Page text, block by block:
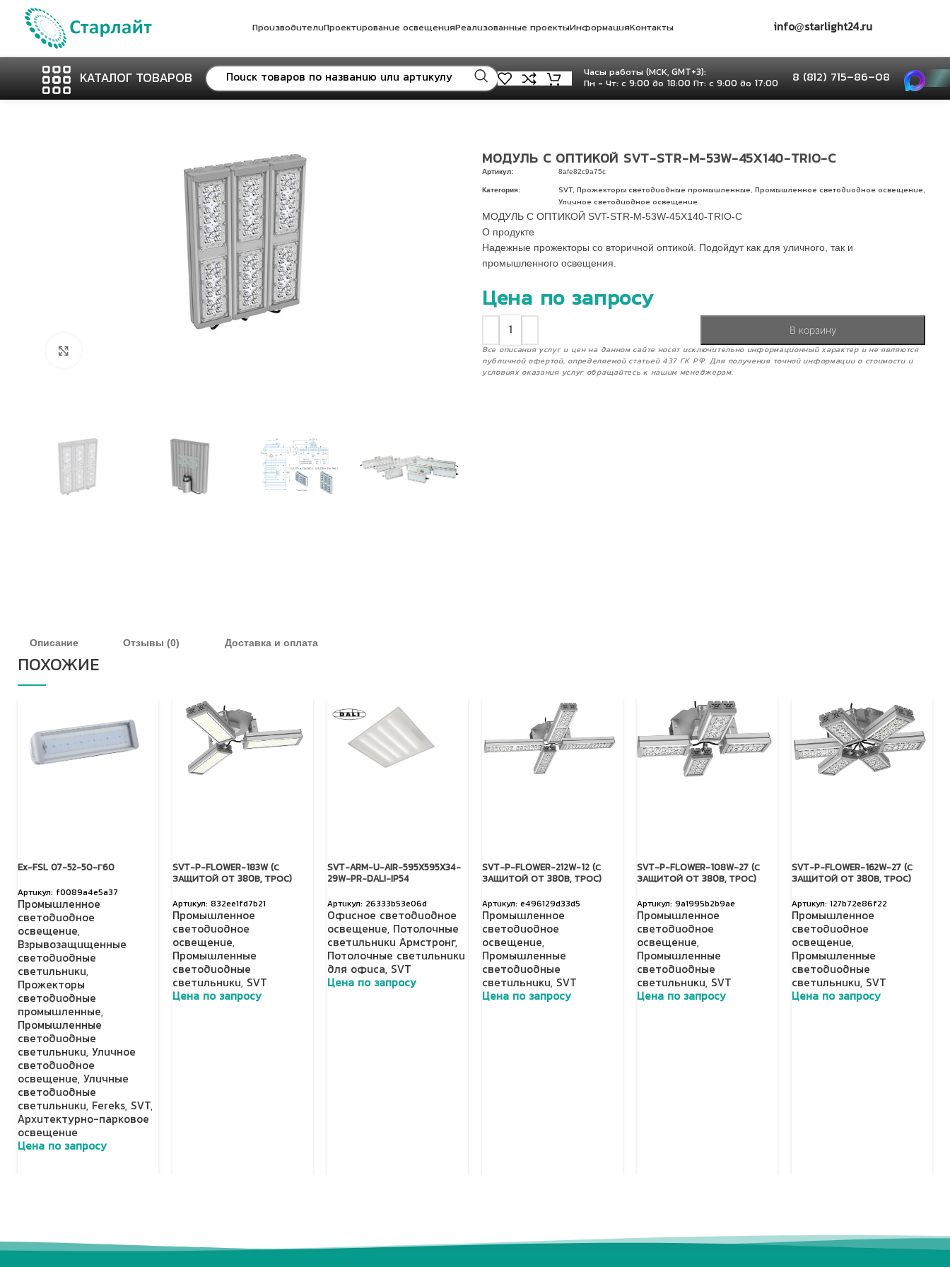
ПроизводителиПроектирование освещенияРеализованные проектыИнформацияКонтакты info@starlight24.ru
КАТАЛОГ ТОВАРОВ
Часы работы (МСК, GMT+3):
Пн - Чт: с 9:00 до 18:00 Пт: с 9:00 до 17:00
8 (812) 715–86–08
МОДУЛЬ С ОПТИКОЙ SVT-STR-M-53W-45X140-TRIO-С
Артикул: 8afe82c9a75c
Категория: SVT, Прожекторы светодиодные промышленные Промышленное светодиодное освещение
Уличное светодиодное освещение
МОДУЛЬ С ОПТИКОЙ SVT-STR-M-53W-45X140-TRIO-С
О продукте
Надежные прожекторы со вторичной оптикой. Подойдут как для уличного, так и
промышленного освещения.
Цена по запросу
В корзину
Все описания услуг и цен на данном сайте носят исключительно информационный характер и не являются
публичной офертой, определяемой статьей 437 ГК РФ. Для получения точной информации о стоимости и
условиях оказания услуг обращайтесь к нашим менеджерам.
Описание Отзывы (0) Доставка и оплата
ПОХОЖИЕ
Ex-FSL 07-52-50-Г60
f0089a4e5a37
Промышленное
светодиодное
освещение,
Взрывозащищенные
светодиодные
светильники,
Прожекторы
светодиодные
промышленные,
Промышленные
светодиодные
светильники, Уличное
светодиодное
освещение, Уличные
светодиодные
светильники, Fereks, SVT ,
Архитектурно-парковое
освещение
Цена по запросу
SVT-P-FLOWER-183W (С
ЗАЩИТОЙ ОТ 380В, ТРОС)
832ee1fd7b21
Промышленное
светодиодное
освещение,
Промышленные
светодиодные
светильники, SVT
Цена по запросу
SVT-ARM-U-AIR-595X595X34-
29W-PR-DALI-IP54
26333b53e06d
Офисное светодиодное
освещение, Потолочные
светильники Армстронг,
Потолочные светильники
для офиса, SVT
Цена по запросу
SVT-P-FLOWER-212W-12 (С
ЗАЩИТОЙ ОТ 380В, ТРОС)
e496129d33d5
Промышленное
светодиодное
освещение,
Промышленные
светодиодные
светильники, SVT
Цена по запросу
SVT-P-FLOWER-108W-27 (С
ЗАЩИТОЙ ОТ 380В, ТРОС)
9a1995b2b9ae
Промышленное
светодиодное
освещение,
Промышленные
светодиодные
светильники, SVT
Цена по запросу
SVT-P-FLOWER-162W-27 (С
ЗАЩИТОЙ ОТ 380В, ТРОС)
127b72e86f22
Промышленное
светодиодное
освещение,
Промышленные
светодиодные
светильники, SVT
Цена по запросу